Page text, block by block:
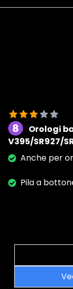
8
Orologi
V395/SR927/
Anche per
Pila a